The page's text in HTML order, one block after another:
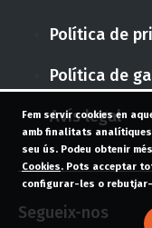
Política de
Política de
Avís legal
Segueix-nos
Fem servir cookies en
amb finalitats
seu ús. Podeu obtenir
Cookies. Pots acceptar
configurar-les o